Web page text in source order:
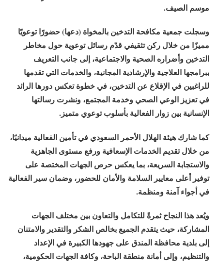
موسم الصيف.
وسجلت جمعية مكافحة التدخين بالمخواة (دعها) حضورًا توعويًا
مميزًا من خلال ركن تثقيفي قدّم رسائل توعوية حول مخاطر
التدخين وأضراره الصحية والاجتماعية، إلى جانب التعريف
ببرامجها العلاجية والإرشادية المجانية، والخدمات التي تقدمها
للراغبين في الإقلاع عن التدخين، في خطوة تعكس دورها الرائد
في تعزيز الوعي الصحي وخدمة المجتمع، ونشرت رسالتها
الإنسانية بين زوار الفعالية بأسلوب توعوي متميز.
كما شارك هيئة الهلال الأحمر السعودي في تأمين الفعالية ميدانيًا،
من خلال تقديم الخدمات الإسعافية ورفع مستوى الجاهزية
والاستجابة السريعة، بما يعكس حرص الجهات المختصة على
توفير أعلى معايير السلامة والأمان للحضور، وضمان سير الفعالية
في أجواء آمنة ومنظمة.
ويُعد هذا النجاح ثمرةً للتكامل والتعاون بين مختلف الجهات
المشاركة، حيث يتقدم الجميع بخالص الشكر والتقدير والامتنان
إلى بلدية محافظة المندق على جهودها الكبيرة في الإعداد
والتنظيم، وإلى أمانة منطقة الباحة، وكافة الجهات الحكومية،